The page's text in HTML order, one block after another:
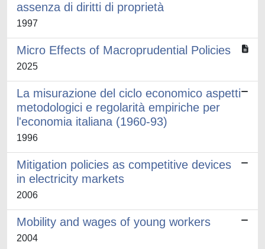
assenza di diritti di proprietà
1997
Micro Effects of Macroprudential Policies
2025
La misurazione del ciclo economico aspetti
metodologici e regolarità empiriche per
l'economia italiana (1960-93)
1996
Mitigation policies as competitive devices
in electricity markets
2006
Mobility and wages of young workers
2004